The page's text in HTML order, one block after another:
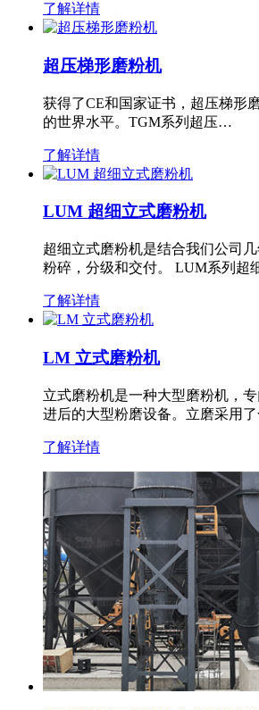
了解详情
超压梯形磨粉机
获得了CE和国家证书，超压梯形
的世界水平。TGM系列超压…
了解详情
LUM 超细立式磨粉机
超细立式磨粉机是结合我们公司
粉碎，分级和交付。 LUM系列超
了解详情
LM 立式磨粉机
立式磨粉机是一种大型磨粉机，
进后的大型粉磨设备。立磨采用
了解详情